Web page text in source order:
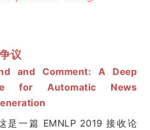
议
and Comment: A Deep
for Automatic News
是一篇 EMNLP 2019 接收论